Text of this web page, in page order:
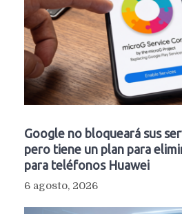
Google no bloqueará sus
pero tiene un plan para
para teléfonos Huawei
6 agosto, 2026